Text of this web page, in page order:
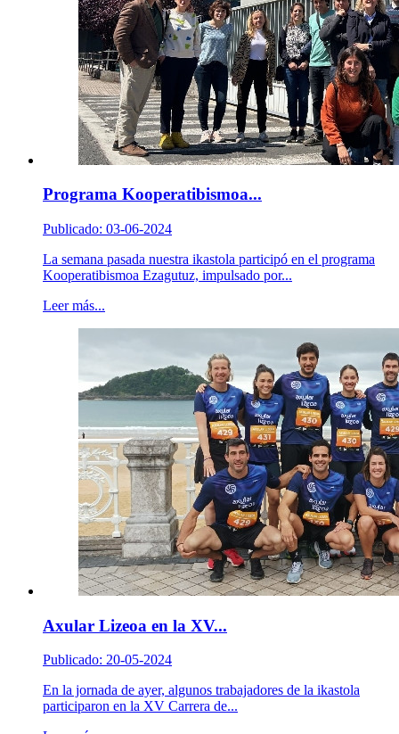
Programa Kooperatibismoa...
Publicado: 03-06-2024
La semana pasada nuestra ikastola participó en el programa
Kooperatibismoa Ezagutuz, impulsado por...
Leer más...
Axular Lizeoa en la XV...
Publicado: 20-05-2024
En la jornada de ayer, algunos trabajadores de la ikastola
participaron en la XV Carrera de...